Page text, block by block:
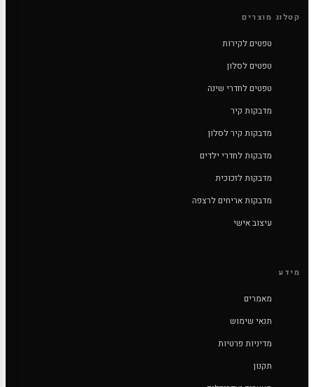
קטלוג מוצרים
טפטים לקירות
טפטים לסלון
טפטים לחדרי שינה
מדבקות קיר
מדבקות קיר לסלון
מדבקות לחדרי ילדים
מדבקות לזכוכית
מדבקות אריחים לרצפה
עיצוב אישי
מידע
מאמרים
תנאי שימוש
מדיניות פרטיות
תקנון